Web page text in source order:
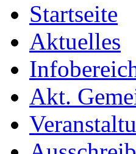
Startseite
Aktuelles
Akt.